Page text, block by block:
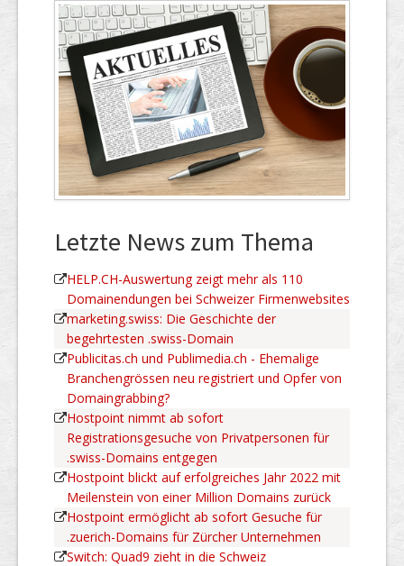
Letzte News zum Thema
HELP.CH-Auswertung zeigt mehr als 110
Domainendungen bei Schweizer Firmenwebsites
marketing.swiss: Die Geschichte der
begehrtesten .swiss-Domain
Publicitas.ch und Publimedia.ch - Ehemalige
Branchengrössen neu registriert und Opfer von
Domaingrabbing?
Hostpoint nimmt ab sofort
Registrationsgesuche von Privatpersonen für
.swiss-Domains entgegen
Hostpoint blickt auf erfolgreiches Jahr 2022 mit
Meilenstein von einer Million Domains zurück
Hostpoint ermöglicht ab sofort Gesuche für
.zuerich-Domains für Zürcher Unternehmen
Switch: Quad9 zieht in die Schweiz